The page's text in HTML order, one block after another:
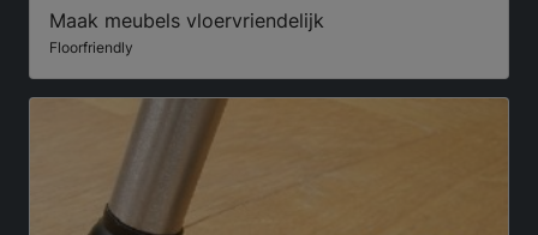
Maak meubels vloervriendelijk
Floorfriendly